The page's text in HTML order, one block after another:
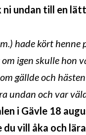
ni undan till en
hade kört
igen skulle hon
gällde och
undan och var
i Gävle 18
vill åka och